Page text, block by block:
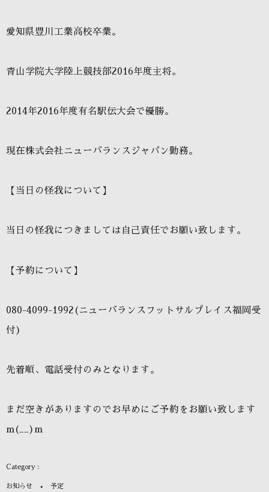
愛知県豊川工業高校卒業。
青山学院大学陸上競技部2016年度主将。
2014年2016年度有名駅伝大会で優勝。
現在株式会社ニューバランスジャパン勤務。
【当日の怪我について】
当日の怪我につきましては自己責任でお願い致します。
【予約について】
080-4099-1992(ニューバランスフットサルプレイス福岡受
付)
先着順、電話受付のみとなります。
まだ空きがありますのでお早めにご予約をお願い致します
m(__)m
お知らせ 予定